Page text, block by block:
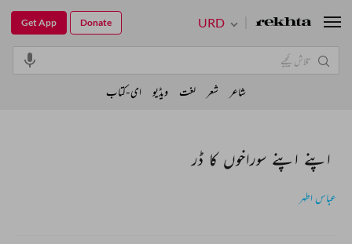
اپنے اپنے سوراخوں کا ڈر
عباس اطہر
URD
Get App Donate
شاعر شعر لغت ویڈیو ای-کتاب